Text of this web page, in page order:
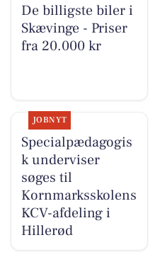
De billigste biler i
Skævinge - Priser
fra 20.000 kr
JOBNYT
Specialpædagogis
k underviser
søges til
Kornmarksskolens
KCV-afdeling i
Hillerød